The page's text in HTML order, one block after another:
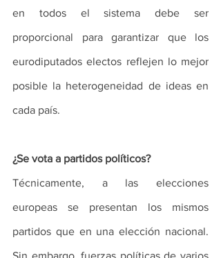
en todos el sistema debe ser
proporcional para garantizar que los
eurodiputados electos reflejen lo mejor
posible la heterogeneidad de ideas en
cada país.
¿Se vota a partidos políticos?
Técnicamente, a las elecciones
europeas se presentan los mismos
partidos que en una elección nacional.
Sin embargo, fuerzas políticas de varios